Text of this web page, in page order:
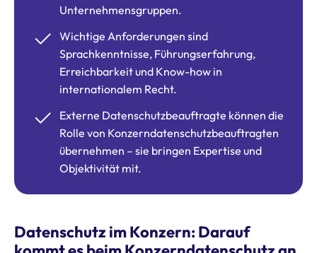
Unternehmensgruppen.
Wichtige Anforderungen sind
Sprachkenntnisse, Führungserfahrung,
Erreichbarkeit und Know-how in
internationalem Recht.
Externe Datenschutzbeauftragte können die
Rolle von Konzerndatenschutzbeauftragten
übernehmen – sie bringen Expertise und
Objektivität mit.
Datenschutz im Konzern: Darauf